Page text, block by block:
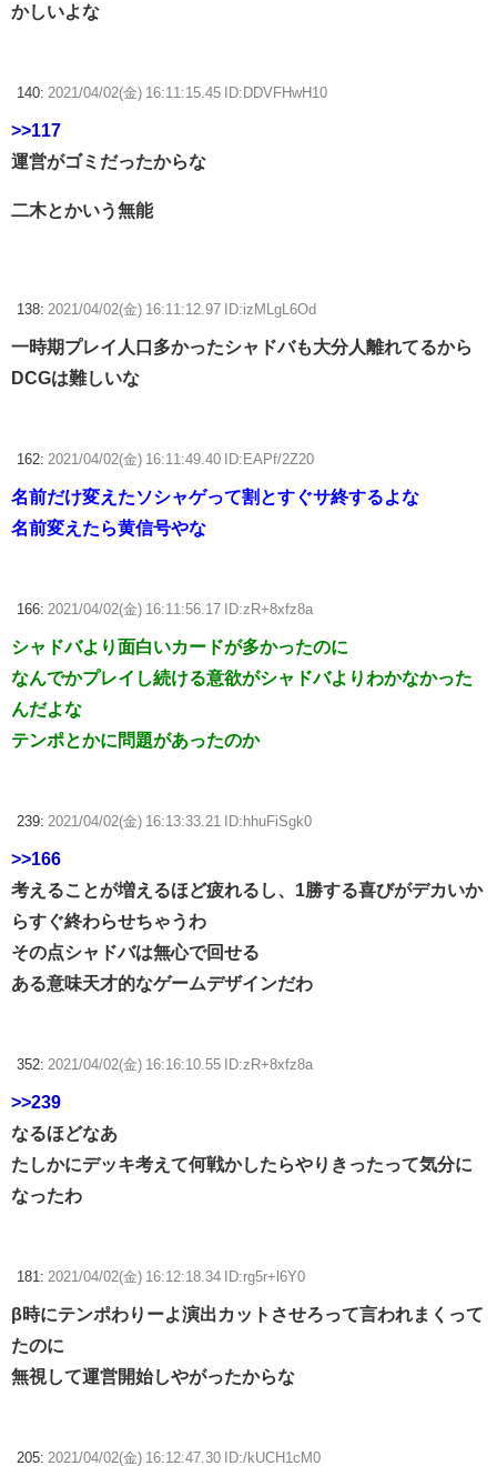
かしいよな
140: 2021/04/02(金) 16:11:15.45 ID:DDVFHwH10
>>117
運営がゴミだったからな
二木とかいう無能
138: 2021/04/02(金) 16:11:12.97 ID:izMLgL6Od
一時期プレイ人口多かったシャドバも大分人離れてるから
DCGは難しいな
162: 2021/04/02(金) 16:11:49.40 ID:EAPf/2Z20
名前だけ変えたソシャゲって割とすぐサ終するよな
名前変えたら黄信号やな
166: 2021/04/02(金) 16:11:56.17 ID:zR+8xfz8a
シャドバより面白いカードが多かったのに
なんでかプレイし続ける意欲がシャドバよりわかなかった
んだよな
テンポとかに問題があったのか
239: 2021/04/02(金) 16:13:33.21 ID:hhuFiSgk0
>>166
考えることが増えるほど疲れるし、1勝する喜びがデカいか
らすぐ終わらせちゃうわ
その点シャドバは無心で回せる
ある意味天才的なゲームデザインだわ
352: 2021/04/02(金) 16:16:10.55 ID:zR+8xfz8a
>>239
なるほどなあ
たしかにデッキ考えて何戦かしたらやりきったって気分に
なったわ
181: 2021/04/02(金) 16:12:18.34 ID:rg5r+l6Y0
β時にテンポわりーよ演出カットさせろって言われまくって
たのに
無視して運営開始しやがったからな
205: 2021/04/02(金) 16:12:47.30 ID:/kUCH1cM0